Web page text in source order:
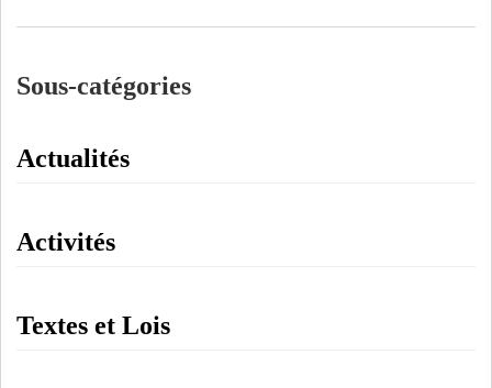
Sous-catégories
Actualités
Activités
Textes et Lois